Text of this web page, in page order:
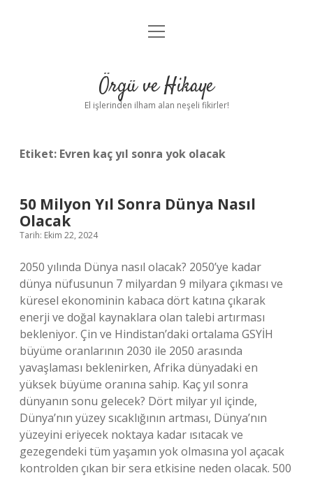
Anasayfa
Yasal Uyarı
menüyü
Örgü ve Hikaye
El işlerinden ilham alan neşeli fikirler!
Etiket: Evren kaç yıl sonra yok olacak
50 Milyon Yıl Sonra Dünya Nasıl
Olacak
Tarih: Ekim 22, 2024
2050 yılında Dünya nasıl olacak? 2050’ye kadar
dünya nüfusunun 7 milyardan 9 milyara çıkması ve
küresel ekonominin kabaca dört katına çıkarak
enerji ve doğal kaynaklara olan talebi artırması
bekleniyor. Çin ve Hindistan’daki ortalama GSYİH
büyüme oranlarının 2030 ile 2050 arasında
yavaşlaması beklenirken, Afrika dünyadaki en
yüksek büyüme oranına sahip. Kaç yıl sonra
dünyanın sonu gelecek? Dört milyar yıl içinde,
Dünya’nın yüzey sıcaklığının artması, Dünya’nın
yüzeyini eriyecek noktaya kadar ısıtacak ve
gezegendeki tüm yaşamın yok olmasına yol açacak
kontrolden çıkan bir sera etkisine neden olacak. 500